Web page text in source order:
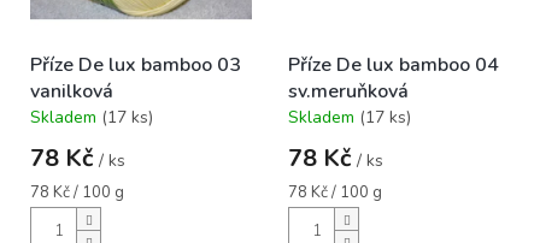
Příze De lux bamboo 03
vanilková
Průměrné
hodnocení
produktu
je
5,0
Skladem (17 ks)
78 Kč / ks
Měrná
cena:
78 Kč / 100 g
Příze De lux bamboo 04
sv.meruňková
Průměrné
hodnocení
produktu
je
5,0
Skladem (17 ks)
78 Kč / ks
Měrná
cena:
78 Kč / 100 g